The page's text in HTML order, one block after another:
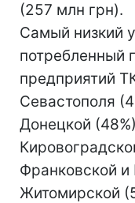
(257 млн грн).
Самый низкий
потребленный
предприятий
Севастополя
Донецкой
Франковской и
Житомирской